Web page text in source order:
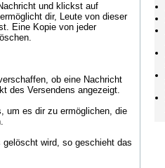
und klickst auf
dir, Leute von dieser
Eine Kopie von jeder
ob eine Nachricht
des Versendens angezeigt.
um es dir zu ermöglichen, die
wird, so geschieht das